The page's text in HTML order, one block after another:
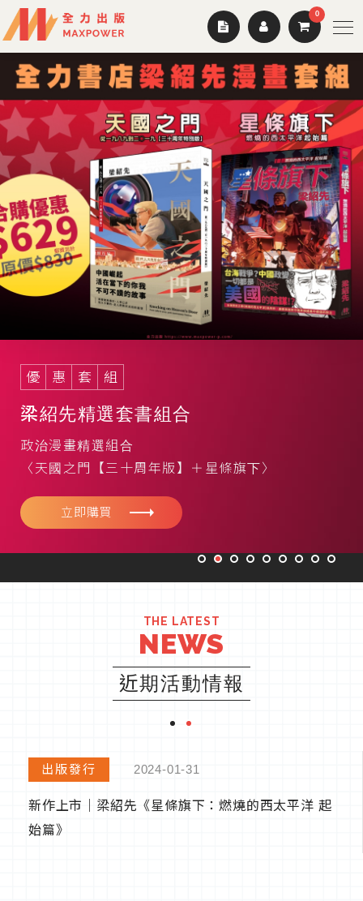
優 惠 套 組
〈天國之門【三十周年版】＋星條旗下〉
立即購買
限 量 發 售
英文版《COLORFUL DREAMS》限
量發售中
全力書店限量發售
物語CD月曆、明信片套組送完為止
THE LATEST
NEWS
近期活動情報
活動情報 2024-03-08
My Colorful Dreams活動得獎名單
0